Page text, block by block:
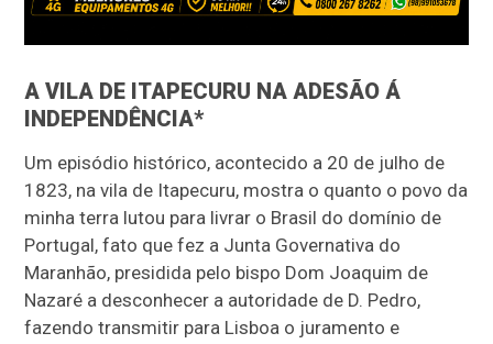
A VILA DE ITAPECURU NA ADESÃO Á
INDEPENDÊNCIA*
Um episódio histórico, acontecido a 20 de julho de
1823, na vila de Itapecuru, mostra o quanto o povo da
minha terra lutou para livrar o Brasil do domínio de
Portugal, fato que fez a Junta Governativa do
Maranhão, presidida pelo bispo Dom Joaquim de
Nazaré a desconhecer a autoridade de D. Pedro,
fazendo transmitir para Lisboa o juramento e